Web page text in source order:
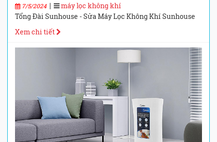
7/5/2024|
máy lọc không khí
Tổng Đài Sunhouse - Sửa Máy Lọc Không Khí Sunhouse
Xem chi tiết